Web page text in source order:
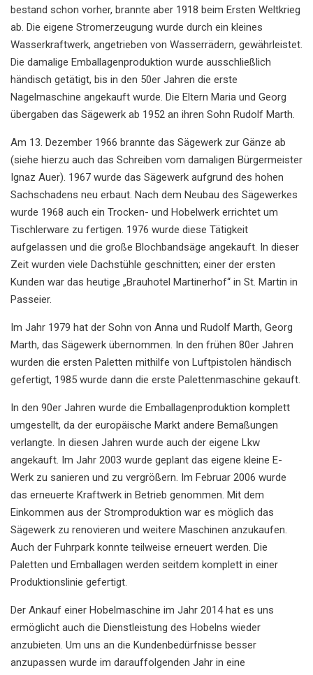
bestand schon vorher, brannte aber 1918 beim Ersten Weltkrieg
ab. Die eigene Stromerzeugung wurde durch ein kleines
Wasserkraftwerk, angetrieben von Wasserrädern, gewährleistet.
Die damalige Emballagenproduktion wurde ausschließlich
händisch getätigt, bis in den 50er Jahren die erste
Nagelmaschine angekauft wurde. Die Eltern Maria und Georg
übergaben das Sägewerk ab 1952 an ihren Sohn Rudolf Marth.
Am 13. Dezember 1966 brannte das Sägewerk zur Gänze ab
(siehe hierzu auch das Schreiben vom damaligen Bürgermeister
Ignaz Auer). 1967 wurde das Sägewerk aufgrund des hohen
Sachschadens neu erbaut. Nach dem Neubau des Sägewerkes
wurde 1968 auch ein Trocken- und Hobelwerk errichtet um
Tischlerware zu fertigen. 1976 wurde diese Tätigkeit
aufgelassen und die große Blochbandsäge angekauft. In dieser
Zeit wurden viele Dachstühle geschnitten; einer der ersten
Kunden war das heutige „Brauhotel Martinerhof“ in St. Martin in
Passeier.
Im Jahr 1979 hat der Sohn von Anna und Rudolf Marth, Georg
Marth, das Sägewerk übernommen. In den frühen 80er Jahren
wurden die ersten Paletten mithilfe von Luftpistolen händisch
gefertigt, 1985 wurde dann die erste Palettenmaschine gekauft.
In den 90er Jahren wurde die Emballagenproduktion komplett
umgestellt, da der europäische Markt andere Bemaßungen
verlangte. In diesen Jahren wurde auch der eigene Lkw
angekauft. Im Jahr 2003 wurde geplant das eigene kleine E-
Werk zu sanieren und zu vergrößern. Im Februar 2006 wurde
das erneuerte Kraftwerk in Betrieb genommen. Mit dem
Einkommen aus der Stromproduktion war es möglich das
Sägewerk zu renovieren und weitere Maschinen anzukaufen.
Auch der Fuhrpark konnte teilweise erneuert werden. Die
Paletten und Emballagen werden seitdem komplett in einer
Produktionslinie gefertigt.
Der Ankauf einer Hobelmaschine im Jahr 2014 hat es uns
ermöglicht auch die Dienstleistung des Hobelns wieder
anzubieten. Um uns an die Kundenbedürfnisse besser
anzupassen wurde im darauffolgenden Jahr in eine